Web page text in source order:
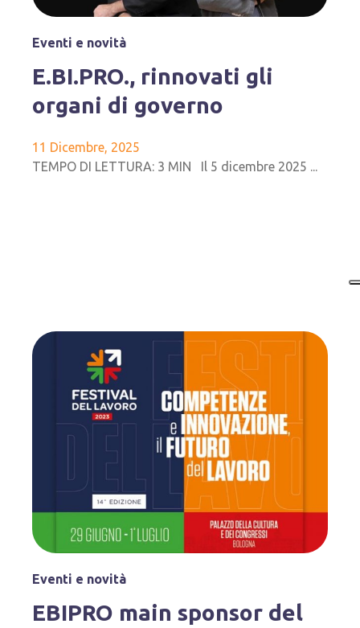
Eventi e novità
E.BI.PRO., rinnovati gli
organi di governo
11 Dicembre, 2025
TEMPO DI LETTURA: 3 MIN Il 5 dicembre 2025 ...
Eventi e novità
EBIPRO main sponsor del